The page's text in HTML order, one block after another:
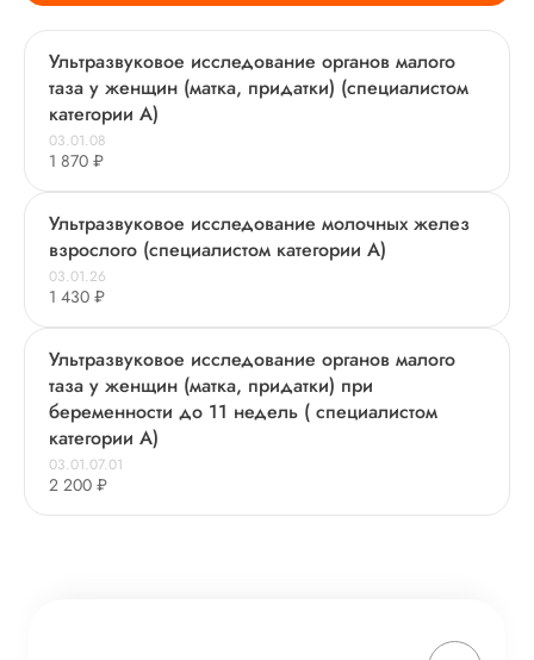
Ультразвуковое исследование органов малого
таза у женщин (матка, придатки) (специалистом
категории А)
03.01.08
1 870 ₽
Ультразвуковое исследование молочных желез
взрослого (специалистом категории А)
03.01.26
1 430 ₽
Ультразвуковое исследование органов малого
таза у женщин (матка, придатки) при
беременности до 11 недель ( специалистом
категории А)
03.01.07.01
2 200 ₽